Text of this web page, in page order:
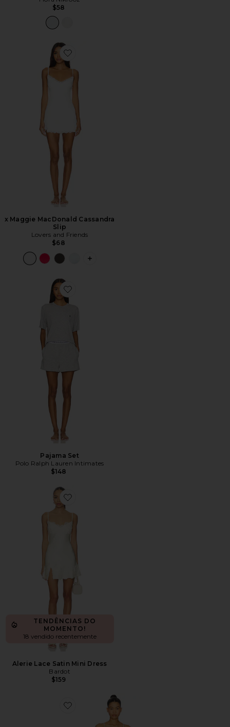
$58
Favorite x Maggie MacDonald Cassandra Slip
x Maggie MacDonald Cassandra
Slip
Lovers and Friends
$68
PLUS ICON TO SEE MORE OPTIONS
Favorite Pajama Set
Pajama Set
Polo Ralph Lauren Intimates
$148
Favorite Alerie Lace Satin Mini Dress
TENDÊNCIAS DO
MOMENTO!
18 vendido recentemente
Alerie Lace Satin Mini Dress
Bardot
$159
Favorite Madelyn Cami Set